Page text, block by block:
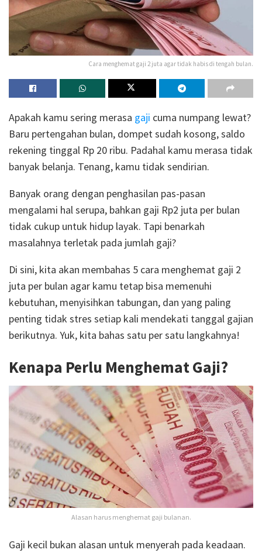
Cara menghemat gaji 2 juta agar tidak habis di tengah bulan.
Apakah kamu sering merasa gaji cuma numpang lewat?
Baru pertengahan bulan, dompet sudah kosong, saldo
rekening tinggal Rp 20 ribu. Padahal kamu merasa tidak
banyak belanja. Tenang, kamu tidak sendirian.
Banyak orang dengan penghasilan pas-pasan
mengalami hal serupa, bahkan gaji Rp2 juta per bulan
tidak cukup untuk hidup layak. Tapi benarkah
masalahnya terletak pada jumlah gaji?
Di sini, kita akan membahas 5 cara menghemat gaji 2
juta per bulan agar kamu tetap bisa memenuhi
kebutuhan, menyisihkan tabungan, dan yang paling
penting tidak stres setiap kali mendekati tanggal gajian
berikutnya. Yuk, kita bahas satu per satu langkahnya!
Kenapa Perlu Menghemat Gaji?
Alasan harus menghemat gaji bulanan.
Gaji kecil bukan alasan untuk menyerah pada keadaan.